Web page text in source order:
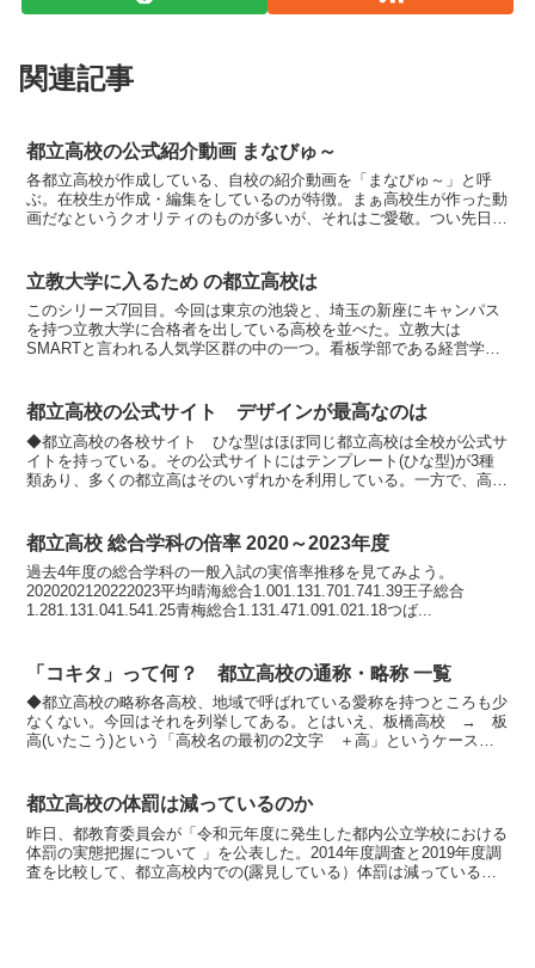
関連記事
都立高校の公式紹介動画 まなびゅ～
各都立高校が作成している、自校の紹介動画を「まなびゅ～」と呼
ぶ。在校生が作成・編集をしているのが特徴。まぁ高校生が作った動
画だなというクオリティのものが多いが、それはご愛敬。つい先日も
立教大学に入るため の都立高校は
このシリーズ7回目。今回は東京の池袋と、埼玉の新座にキャンパス
を持つ立教大学に合格者を出している高校を並べた。立教大は
SMARTと言われる人気学区群の中の一つ。看板学部である経営学部
都立高校の公式サイト デザインが最高なのは
◆都立高校の各校サイト ひな型はほぼ同じ都立高校は全校が公式サ
イトを持っている。その公式サイトにはテンプレート(ひな型)が3種
類あり、多くの都立高はそのいずれかを利用している。一方で、高校
都立高校 総合学科の倍率 2020～2023年度
過去4年度の総合学科の一般入試の実倍率推移を見てみよう。
2020202120222023平均晴海総合1.001.131.701.741.39王子総合
1.281.131.041.541.25青梅総合1.131.471.091.021.18つば...
「コキタ」って何？ 都立高校の通称・略称 一覧
◆都立高校の略称各高校、地域で呼ばれている愛称を持つところも少
なくない。今回はそれを列挙してある。とはいえ、板橋高校 → 板
高(いたこう)という「高校名の最初の2文字 ＋高」というケースが
都立高校の体罰は減っているのか
昨日、都教育委員会が「令和元年度に発生した都内公立学校における
体罰の実態把握について 」を公表した。2014年度調査と2019年度調
査を比較して、都立高校内での(露見している）体罰は減っているの